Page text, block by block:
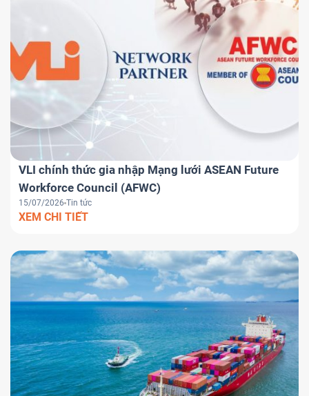
VLI chính thức gia nhập Mạng lưới ASEAN Future
Workforce Council (AFWC)
15/07/2026 Tin tức
XEM CHI TIẾT